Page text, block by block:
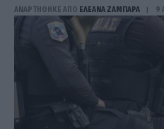
ΑΝΑΡΤΗΘΗΚΕ ΑΠΟ ΕΛΕΑΝΑ ΖΑΜΠΑΡΑ 9